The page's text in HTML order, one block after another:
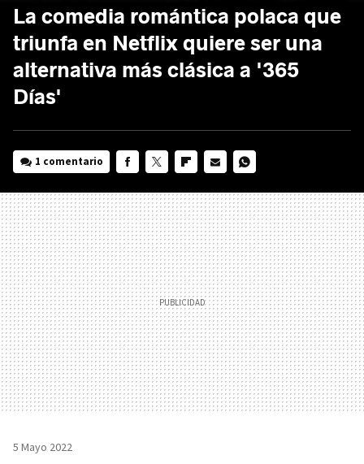
La comedia romántica polaca que
triunfa en Netflix quiere ser una
alternativa más clásica a '365
Días'
1 comentario
MAIL
5 Mayo 2022